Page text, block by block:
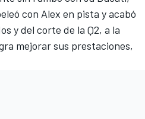
con Alex en pista y acabó
y del corte de la Q2, a la
mejorar sus prestaciones,